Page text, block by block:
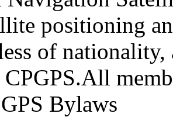
positioning
of nationality,
Bylaws